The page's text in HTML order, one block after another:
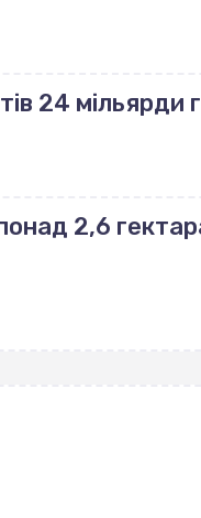
24 мільярди
2,6